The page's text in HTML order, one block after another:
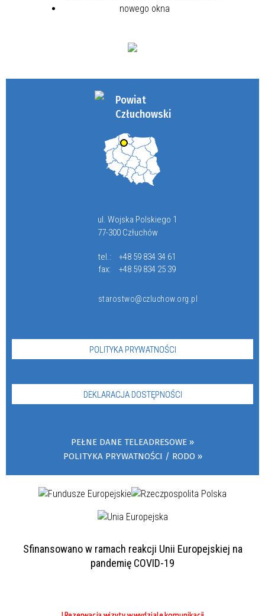
Powiat
Człuchowski
ul. Wojska Polskiego 1
77-300 Człuchów
tel.:
+48 59 834 34 61
fax:
+48 59 834 25 39
starostwo@czluchow.org.pl
POLITYKA PRYWATNOŚCI
DEKLARACJA DOSTĘPNOŚCI
PEŁNE DANE TELEADRESOWE
POLITYKA PRYWATNOŚCI / RODO
Sfinansowano w ramach reakcji Unii Europejskiej na
pandemię COVID-19